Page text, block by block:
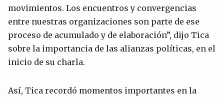
movimientos. Los encuentros y convergencias
entre nuestras organizaciones son parte de ese
proceso de acumulado y de elaboración”, dijo Tica
sobre la importancia de las alianzas políticas, en el
inicio de su charla.
Así, Tica recordó momentos importantes en la